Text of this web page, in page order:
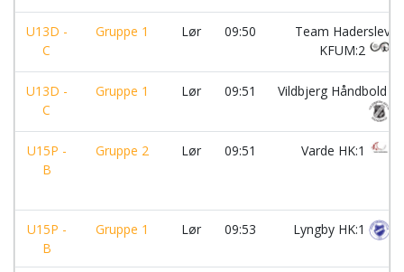
U13D -
C
Gruppe 1 Lør 09:50
Team Haderslev
KFUM:2
U13D -
C
Gruppe 1 Lør 09:51 Vildbjerg Håndbold
U15P -
B
Gruppe 2 Lør 09:51 Varde HK:1
U15P -
B
Gruppe 1 Lør 09:53 Lyngby HK:1